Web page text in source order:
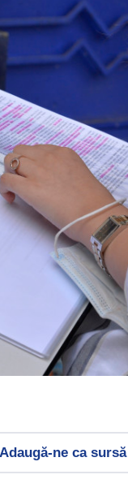
Adaugă-ne ca